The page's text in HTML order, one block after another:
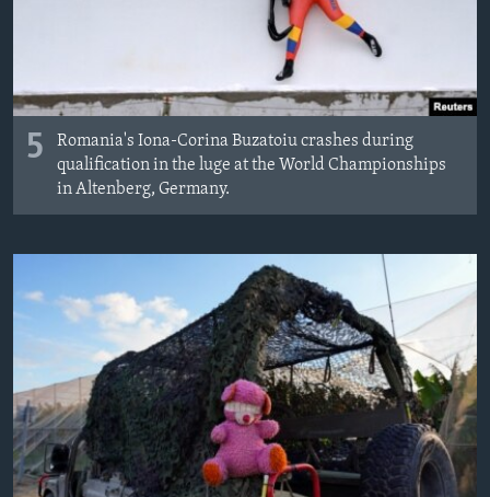
Learning English
PRATITE NAS
5
Romania's Iona-Corina Buzatoiu crashes during
qualification in the luge at the World Championships
in Altenberg, Germany.